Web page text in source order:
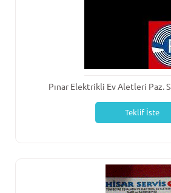
Pınar Elektrikli Ev Aletleri Paz.
Teklif İste